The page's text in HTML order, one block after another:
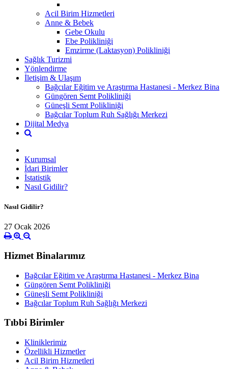
Acil Birim Hizmetleri
Anne & Bebek
Gebe Okulu
Ebe Polikliniği
Emzirme (Laktasyon) Polikliniği
Sağlık Turizmi
Yönlendirme
İletişim & Ulaşım
Bağcılar Eğitim ve Araştırma Hastanesi - Merkez Bina
Güngören Semt Polikliniği
Güneşli Semt Polikliniği
Bağcılar Toplum Ruh Sağlığı Merkezi
Dijital Medya
Kurumsal
İdari Birimler
İstatistik
Nasıl Gidilir?
Nasıl Gidilir?
27 Ocak 2026
Hizmet Binalarımız
Bağcılar Eğitim ve Araştırma Hastanesi - Merkez Bina
Güngören Semt Polikliniği
Güneşli Semt Polikliniği
Bağcılar Toplum Ruh Sağlığı Merkezi
Tıbbi Birimler
Kliniklerimiz
Özellikli Hizmetler
Acil Birim Hizmetleri